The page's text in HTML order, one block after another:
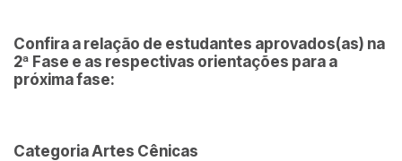
Confira a relação de estudantes aprovados(as) na
2ª Fase e as respectivas orientações para a
próxima fase:
Categoria Artes Cênicas